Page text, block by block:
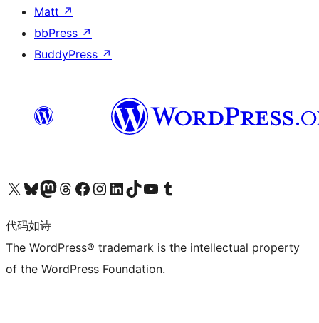
Matt ↗
bbPress ↗
BuddyPress ↗
关注我们的 X（原 Twitter）账号访问我们的 Bluesky 账号关注我们的 Mastodon 账号访问我们的 Threads 账号 访问我们的 Facebook 公共主页关注我们的 Instagram 账号 关注我们的 LinkedIn 主页访问我们的 TikTok 账号访问我们的 YouTube 频道 访问我们的 Tumblr 账号
代码如诗
The WordPress® trademark is the intellectual property
of the WordPress Foundation.